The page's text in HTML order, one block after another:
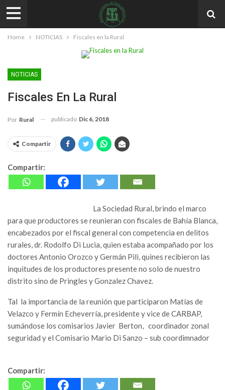
Home NOTICIAS Fiscales en la Rural
NOTICIAS
Fiscales En La Rural
Por Rural publicado Dic 6, 2018
Compartir
Compartir:
La Sociedad Rural, brindo el marco
para que productores se reunieran con fiscales de Bahía Blanca,
encabezados por el fiscal general con competencia en delitos
rurales, dr. Rodolfo Di Lucia, quien estaba acompañado por los
doctores Antonio Orozco y Germán Pili, quines recibieron las
inquitudes de los productores presente no solo de nuestro
distrito sino de Pringles y Gonzalez Chavez.
Tal la importancia de la reunión que participaron Matías de
Velazco y Fermín Echeverría, presidente y vice de CARBAP,
sumándose los comisarios Javier Berton, coordinador zonal
seguridad y el Comisario Mario Di Sanzo – sub coordimnador
Compartir: